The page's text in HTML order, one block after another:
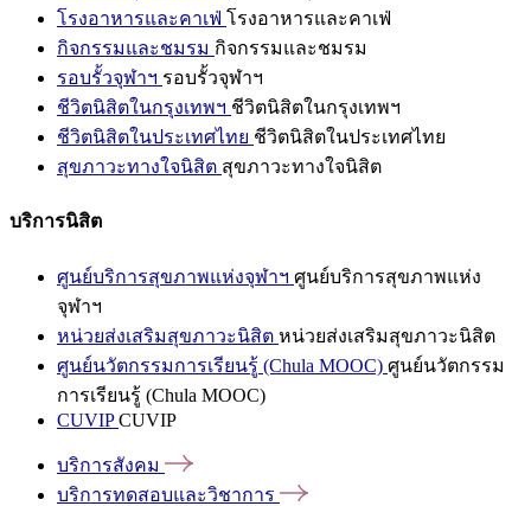
โรงอาหารและคาเฟ่ โรงอาหารและคาเฟ่
กิจกรรมและชมรม กิจกรรมและชมรม
รอบรั้วจุฬาฯ รอบรั้วจุฬาฯ
ชีวิตนิสิตในกรุงเทพฯ ชีวิตนิสิตในกรุงเทพฯ
ชีวิตนิสิตในประเทศไทย ชีวิตนิสิตในประเทศไทย
สุขภาวะทางใจนิสิต สุขภาวะทางใจนิสิต
บริการนิสิต
ศูนย์บริการสุขภาพแห่งจุฬาฯ ศูนย์บริการสุขภาพแห่ง
จุฬาฯ
หน่วยส่งเสริมสุขภาวะนิสิต หน่วยส่งเสริมสุขภาวะนิสิต
ศูนย์นวัตกรรมการเรียนรู้ (Chula MOOC) ศูนย์นวัตกรรม
การเรียนรู้ (Chula MOOC)
CUVIPCUVIP
บริการสังคม
บริการทดสอบและวิชาการ